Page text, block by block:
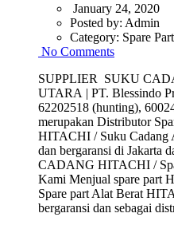
January 24, 2020
Posted by: Admin
Category: Spare
No Comments
SUPPLIER SUKU
UTARA | PT. Blessindo
62202518 (hunting),
merupakan Distributor
HITACHI / Suku Cadang
dan bergaransi di Jakarta
CADANG HITACHI /
Kami Menjual spare part
Spare part Alat Berat
bergaransi dan sebagai